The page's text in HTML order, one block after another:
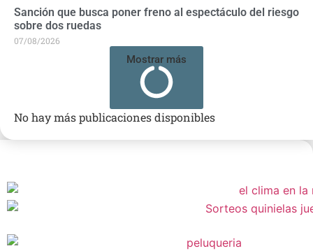
Sanción que busca poner freno al espectáculo del riesgo
sobre dos ruedas
07/08/2026
Mostrar más
No hay más publicaciones disponibles